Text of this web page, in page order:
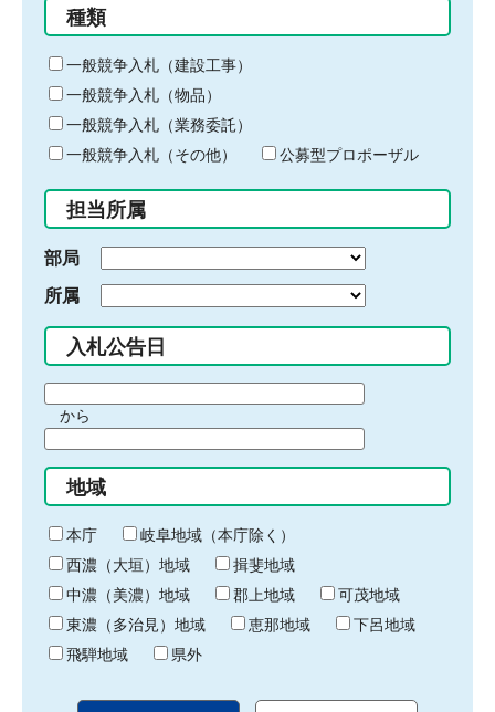
る
キ
ー
ワ
ー
ド
入
力
種類
一般競争入札（建設工事）
一般競争入札（物品）
一般競争入札（業務委託）
一般競争入札（その他）
公募型プロポーザル
担当所属
部局
所属
入札公告日
間
始
り
から
間
終
わ
り
地域
本庁
岐阜地域（本庁除く）
西濃（大垣）地域
揖斐地域
中濃（美濃）地域
郡上地域
可茂地域
東濃（多治見）地域
恵那地域
下呂地域
飛騨地域
県外